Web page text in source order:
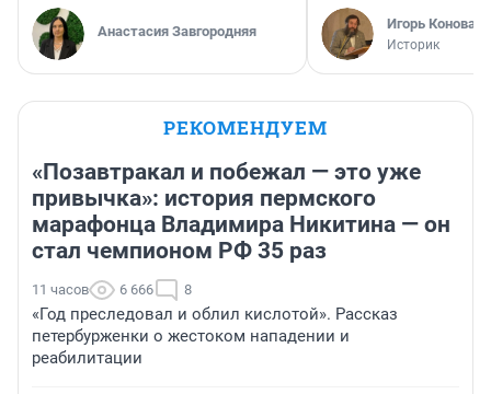
Анастасия Завгородняя Игорь
Историк
РЕКОМЕНДУЕМ
«Позавтракал и побежал — это уже
привычка»: история пермского
марафонца Владимира Никитина — он
стал чемпионом РФ 35 раз
11 часов 6 666 8
«Год преследовал и облил кислотой». Рассказ
петербурженки о жестоком нападении и
реабилитации